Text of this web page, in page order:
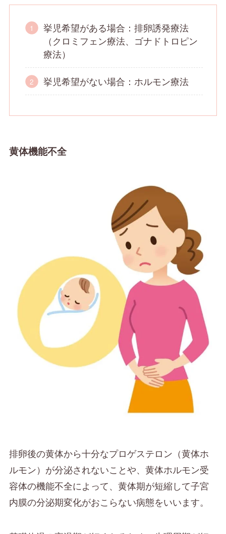
挙児希望がある場合：排卵誘発療法
（クロミフェン療法、ゴナドトロピン
療法）
挙児希望がない場合：ホルモン療法
黄体機能不全
排卵後の黄体から十分なプロゲステロン（黄体ホ
ルモン）が分泌されないことや、黄体ホルモン受
容体の機能不全によって、黄体期が短縮して子宮
内膜の分泌期変化がおこらない病態をいいます。